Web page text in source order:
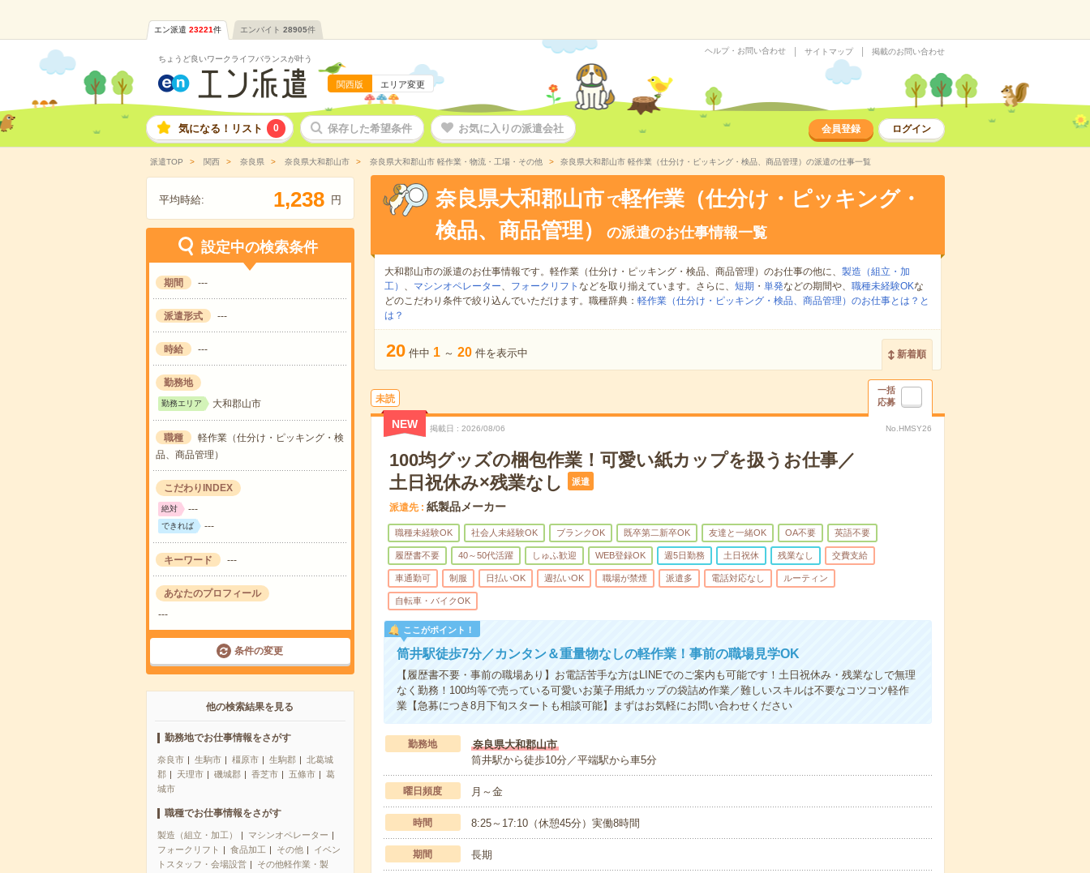
エン派遣 23221件 エンバイト 28905件
ちょうど良いワークライフバランスが叶う
関西版 エリア変更
ヘルプ・お問い合わせ サイトマップ 掲載のお問い合わせ
気になる！リスト 0 保存した希望条件 お気に入りの派遣会社 会員登録 ログイン
派遣TOP 関西 奈良県 奈良県大和郡山市 奈良県大和郡山市 軽作業・物流・工場・その他 奈良県大和郡山市 軽作業（仕分け・ピッキング・検品、商品管理）の派遣の仕事一覧
平均時給: 1,238 円
設定中の検索条件
期間 ---
派遣形式 ---
時給 ---
勤務地
勤務エリア 大和郡山市
職種
軽作業（仕分け・ピッキング・検
品、商品管理）
こだわりINDEX
絶対 ---
できれば ---
キーワード ---
あなたのプロフィール
---
条件の変更
他の検索結果を見る
勤務地でお仕事情報をさがす
奈良市 生駒市 橿原市 生駒郡
北葛城
郡
天理市 磯城郡 香芝市 五條市
葛
城市
職種でお仕事情報をさがす
製造（組立・加工）
マシンオペレーター
フォークリフト
食品加工 その他
イベン
トスタッフ・会場設営
その他軽作業・製
奈良県大和郡山市 で軽作業（仕分け・ピッキング・
検品、商品管理）
の派遣のお仕事情報一覧
大和郡山市の派遣のお仕事情報です。軽作業（仕分け・ピッキング・検品、商品管理）のお仕事の他に、 製造（組立・加
工） 、 マシンオペレーター、 フォークリフト などを取り揃えています。さらに、 短期 ・ 単発などの期間や、 職種未経験OKな
どのこだわり条件で絞り込んでいただけます。職種辞典： 軽作業（仕分け・ピッキング・検品、商品管理）のお仕事とは？と
は？
20 件中 1 ～ 20 件を表示中 新着順
未読
一括
応募
NEW 掲載日 2026/08/06 No.HMSY26
100均グッズの梱包作業！可愛い紙カップを扱うお仕事／
土日祝休み×残業なし
派遣
派遣先 紙製品メーカー
職種未経験OK 社会人未経験OK ブランクOK 既卒第二新卒OK 友達と一緒OK OA不要 英語不要
履歴書不要 40～50代活躍 しゅふ歓迎 WEB登録OK 週5日勤務 土日祝休 残業なし 交費支給
車通勤可 制服 日払いOK 週払いOK 職場が禁煙 派遣多 電話対応なし ルーティン
自転車・バイクOK
ここがポイント！
筒井駅徒歩7分／カンタン＆重量物なしの軽作業！事前の職場見学OK
【履歴書不要・事前の職場あり】お電話苦手な方はLINEでのご案内も可能です！土日祝休み・残業なしで無理
なく勤務！100均等で売っている可愛いお菓子用紙カップの袋詰め作業／難しいスキルは不要なコツコツ軽作
業【急募につき8月下旬スタートも相談可能】まずはお気軽にお問い合わせください
勤務地
奈良県大和郡山市
筒井駅から徒歩10分／平端駅から車5分
曜日頻度 月～金
時間 8:25～17:10（休憩45分）実働8時間
期間 長期